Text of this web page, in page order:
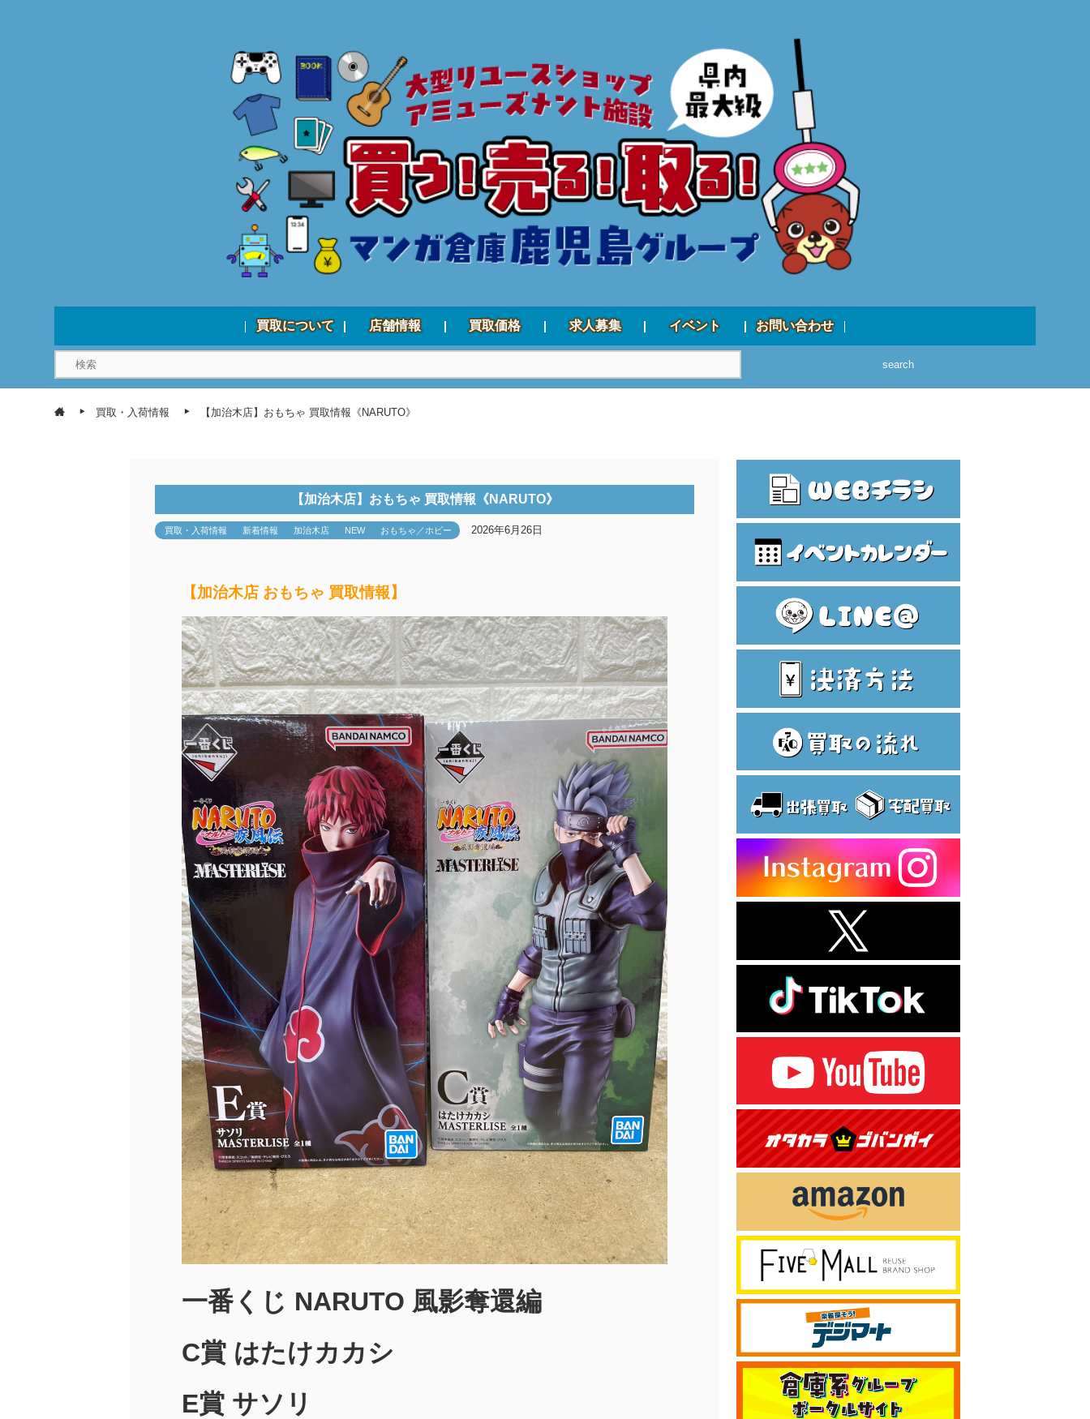
買取について 店舗情報 買取価格 求人募集 イベント お問い合わせ
search
買取・入荷情報 【加治木店】おもちゃ 買取情報《NARUTO》
【加治木店】おもちゃ 買取情報《NARUTO》
買取・入荷情報 新着情報 加治木店 NEW おもちゃ／ホビー 2026年6月26日
【加治木店 おもちゃ 買取情報】
一番くじ NARUTO 風影奪還編
C賞 はたけカカシ
E賞 サソリ